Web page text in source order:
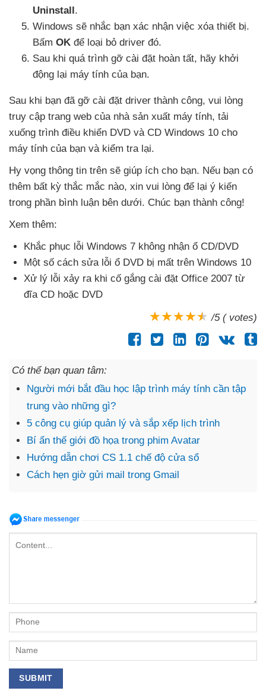
Uninstall .
Windows sẽ nhắc bạn xác nhận việc xóa thiết bị.
Bấm OK để loại bỏ driver đó.
Sau khi quá trình gỡ cài đặt hoàn tất, hãy khởi
động lại máy tính của bạn.
Sau khi bạn đã gỡ cài đặt driver thành công, vui lòng
truy cập trang web của nhà sản xuất máy tính, tải
xuống trình điều khiển DVD và CD Windows 10 cho
máy tính của bạn và kiểm tra lại.
Hy vọng thông tin trên sẽ giúp ích cho bạn. Nếu bạn có
thêm bất kỳ thắc mắc nào, xin vui lòng để lại ý kiến
trong phần bình luận bên dưới. Chúc bạn thành công!
Xem thêm:
Khắc phục lỗi Windows 7 không nhận ổ CD/DVD
Một số cách sửa lỗi ổ DVD bị mất trên Windows 10
Xử lý lỗi xảy ra khi cố gắng cài đặt Office 2007 từ
đĩa CD hoặc DVD
/5 ( votes)
Có thể bạn quan tâm:
Người mới bắt đầu học lập trình máy tính cần tập
trung vào những gì?
5 công cụ giúp quản lý và sắp xếp lịch trình
Bí ẩn thế giới đồ họa trong phim Avatar
Hướng dẫn chơi CS 1.1 chế độ cửa sổ
Cách hẹn giờ gửi mail trong Gmail